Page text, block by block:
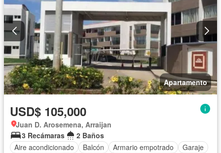
Apartamento
USD$ 105,000
Juan D. Arosemena, Arraijan
3 Recámaras
2 Baños
Aire acondicionado
Balcón Armario empotrado
Garaje